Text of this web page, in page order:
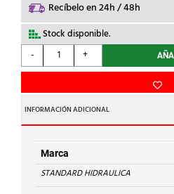
Recíbelo en 24h / 48h
Stock disponible.
-
STANDARD
HIDRAULICA
CURVA
45
H-
H
41
Cu
35
+
INFORMACIÓN ADICIONAL
Marca
STANDARD HIDRAULICA